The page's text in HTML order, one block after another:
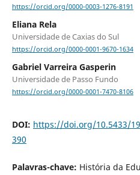
https://orcid.org/0000-0003-1276-8191
Eliana Rela
Universidade de Caxias do Sul
https://orcid.org/0000-0001-9670-1634
Gabriel Varreira Gasperin
Universidade de Passo Fundo
https://orcid.org/0000-0001-7470-8106
DOI: https://doi.org/10.5433/
390
Palavras-chave: História da